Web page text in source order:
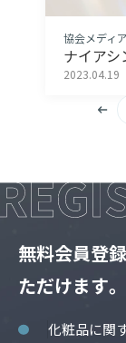
協会メディア
ナイアシ
2023.04.19
無料会員登
ただけます。
化粧品に関